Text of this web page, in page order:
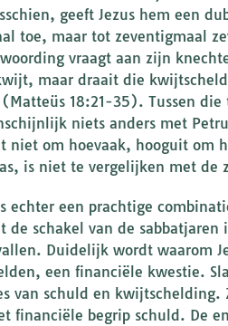
geeft Jezus hem een
toe, maar tot zeventigmaal
vraagt aan zijn
maar draait die
18:21-35). Tussen die
niets anders met
niet om hoevaak, hooguit om
is niet te vergelijken met de
echter een prachtige
de schakel van de
Duidelijk wordt waarom
een financiële kwestie.
van schuld en
financiële begrip schuld. De